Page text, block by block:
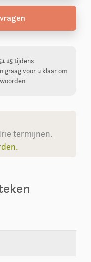
15tijdens
graag voor u klaar om
termijnen.